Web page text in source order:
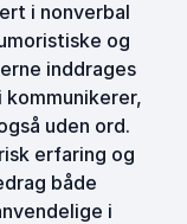
i nonverbal
og
inddrages
uden ord.
erfaring og
både
i